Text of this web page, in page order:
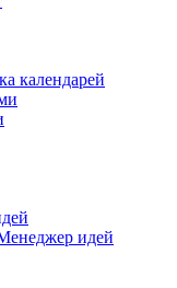
календарей
идей